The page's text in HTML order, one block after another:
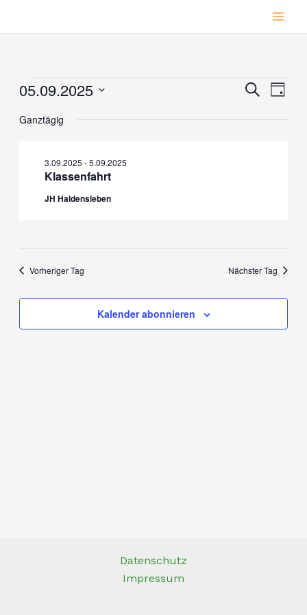
Veranstaltungen
5.09.2025
und
Suche
Tag
05.09.2025
wählen.
Ganztägig
Klassenfahrt
3.09.2025 -5.09.2025
JH Haldensleben
Vorheriger Tag Nächster Tag
Kalender abonnieren
Datenschutz
Impressum